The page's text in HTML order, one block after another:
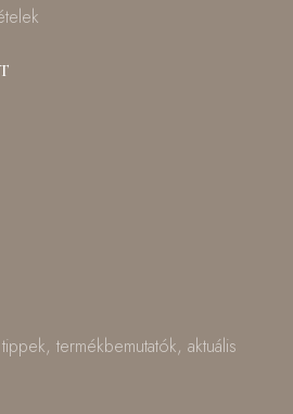
termékbemutatók, aktuális